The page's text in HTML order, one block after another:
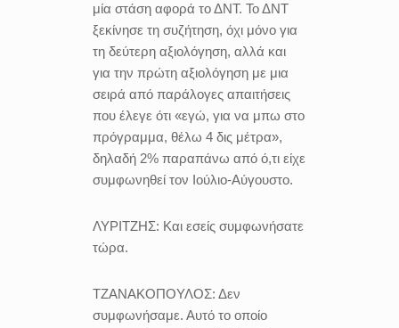
μία στάση αφορά το ΔΝΤ. Το ΔΝΤ
ξεκίνησε τη συζήτηση, όχι μόνο για
τη δεύτερη αξιολόγηση, αλλά και
για την πρώτη αξιολόγηση με μια
σειρά από παράλογες απαιτήσεις
που έλεγε ότι «εγώ, για να μπω στο
πρόγραμμα, θέλω 4 δις μέτρα»,
δηλαδή 2% παραπάνω από ό,τι είχε
συμφωνηθεί τον Ιούλιο-Αύγουστο.
ΛΥΡΙΤΖΗΣ: Και εσείς συμφωνήσατε
τώρα.
ΤΖΑΝΑΚΟΠΟΥΛΟΣ: Δεν
συμφωνήσαμε. Αυτό το οποίο